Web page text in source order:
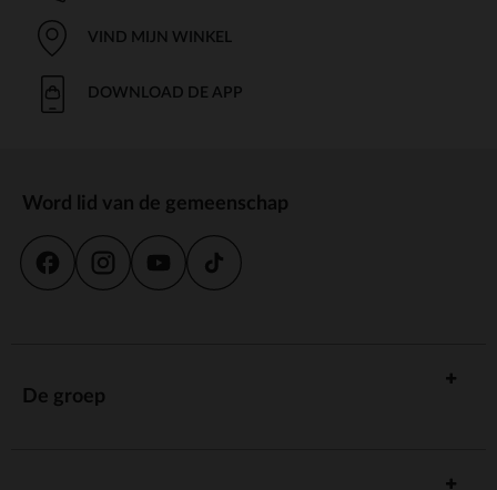
VIND MIJN WINKEL
DOWNLOAD DE APP
Word lid van de gemeenschap
De groep